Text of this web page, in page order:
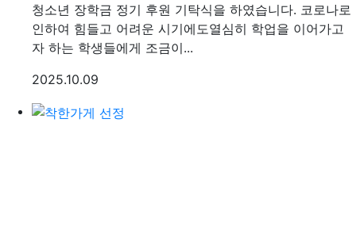
청소년 장학금 정기 후원 기탁식을 하였습니다. 코로나로
인하여 힘들고 어려운 시기에도열심히 학업을 이어가고
자 하는 학생들에게 조금이...
등록일
2025.10.09